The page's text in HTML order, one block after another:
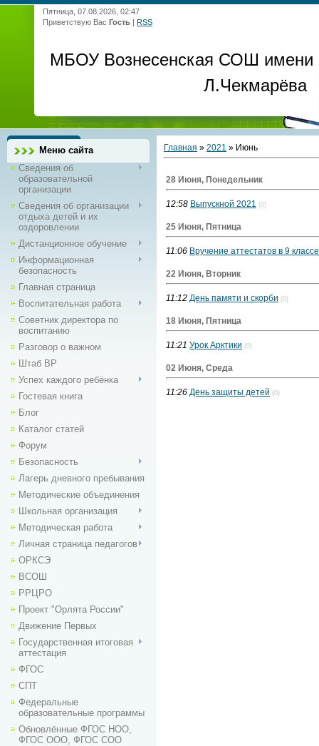
Пятница, 07.08.2026, 02:47
Приветствую Вас Гость | RSS
МБОУ Вознесенская СОШ имени
Л.Чекмарёва
Меню сайта
Сведения об
образовательной
организации
Сведения об организации
отдыха детей и их
оздоровлении
Дистанционное обучение
Информационная
безопасность
Главная страница
Воспитательная работа
Советник директора по
воспитанию
Разговор о важном
Штаб ВР
Успех каждого ребёнка
Гостевая книга
Блог
Каталог статей
Форум
Безопасность
Лагерь дневного пребывания
Методические объединения
Школьная организация
Методическая работа
Личная страница педагогов
ОРКСЭ
ВСОШ
РРЦРО
Проект "Орлята России"
Движение Первых
Государственная итоговая
аттестация
ФГОС
СПТ
Федеральные
образовательные программы
Обновлённые ФГОС НОО,
ФГОС ООО, ФГОС СОО
Главная » 2021 » Июнь
28 Июня, Понедельник
12:58 Выпускной 2021 (0)
25 Июня, Пятница
11:06 Вручение аттестатов в 9 классе
22 Июня, Вторник
11:12 День памяти и скорби (0)
18 Июня, Пятница
11:21 Урок Арктики (0)
02 Июня, Среда
11:26 День защиты детей (0)